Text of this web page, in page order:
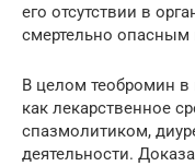
его отсутствии в
смертельно опасным
В целом теобромин в
как лекарственное
спазмолитиком,
деятельности.